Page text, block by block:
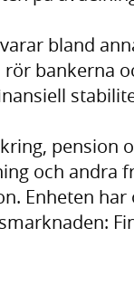
bland
bankerna
pension
och andra
Enheten